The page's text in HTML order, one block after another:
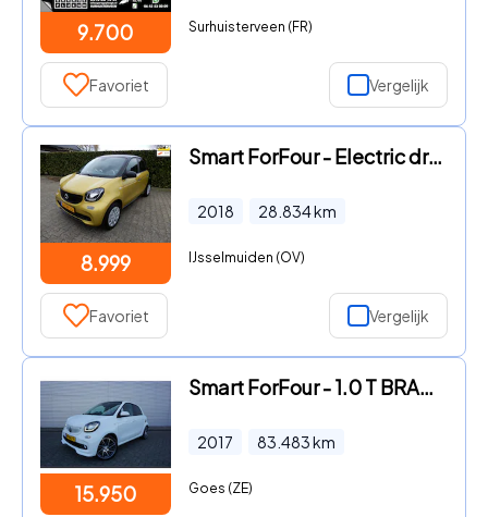
9.700 Surhuisterveen (FR)
Favoriet Vergelijk
8.999
Smart ForFour - Electric drive perfect
2018 28.834km
IJsselmuiden (OV)
Favoriet Vergelijk
15.950
Smart ForFour - 1.0 T BRABUS AUTOMAAT Panoramadak / Navi / Cruise / Camera /
2017 83.483km
Goes (ZE)